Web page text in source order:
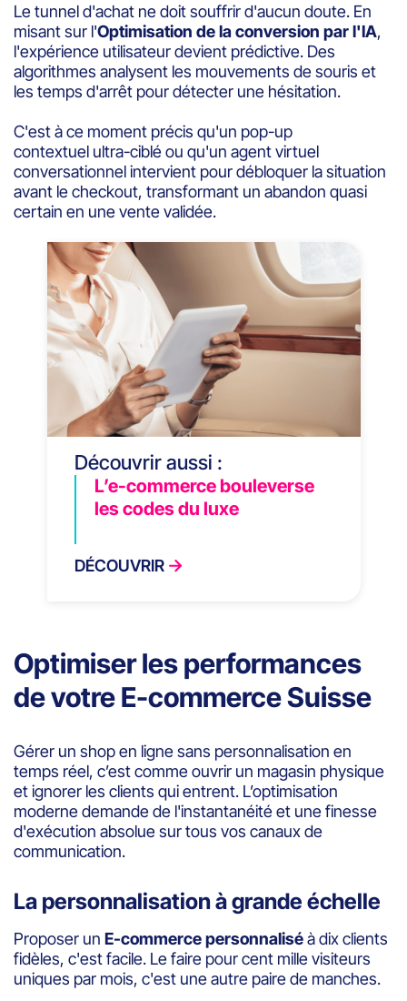
Le tunnel d'achat ne doit souffrir d'aucun doute. En
misant sur l'Optimisation de la conversion par l'IA,
l'expérience utilisateur devient prédictive. Des
algorithmes analysent les mouvements de souris et
les temps d'arrêt pour détecter une hésitation.
C'est à ce moment précis qu'un pop-up
contextuel ultra-ciblé ou qu'un agent virtuel
conversationnel intervient pour débloquer la situation
avant le checkout, transformant un abandon quasi
certain en une vente validée.
Découvrir aussi :
L’e-commerce bouleverse
les codes du luxe
DÉCOUVRIR
Optimiser les performances
de votre E-commerce Suisse
Gérer un shop en ligne sans personnalisation en
temps réel, c’est comme ouvrir un magasin physique
et ignorer les clients qui entrent. L’optimisation
moderne demande de l'instantanéité et une finesse
d'exécution absolue sur tous vos canaux de
communication.
La personnalisation à grande échelle
Proposer un E-commerce personnaliséà dix clients
fidèles, c'est facile. Le faire pour cent mille visiteurs
uniques par mois, c'est une autre paire de manches.